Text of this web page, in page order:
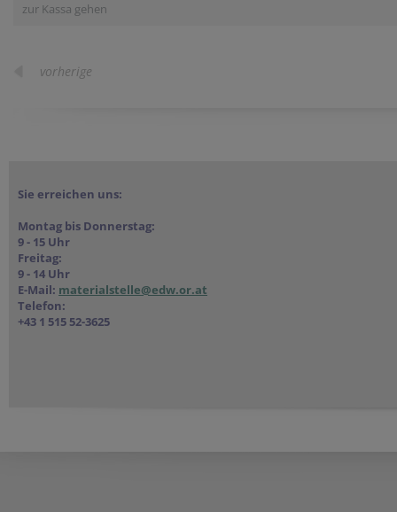
zur Kassa gehen
vorherige
Sie erreichen uns:
Montag bis Donnerstag:
9 - 15 Uhr
Freitag:
9 - 14 Uhr
E-Mail: materialstelle@edw.or.at
Telefon:
+43 1 515 52-3625